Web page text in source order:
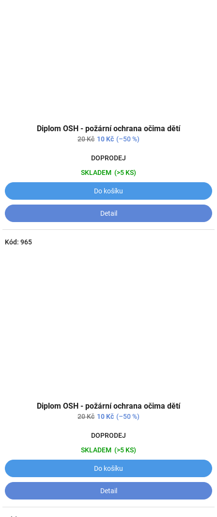
Diplom OSH - požární ochrana očima dětí
20 Kč 10 Kč (–50 %)
DOPRODEJ
SKLADEM (>5 KS)
Do košíku
Detail
Diplom OSH - požární ochrana očima dětí
20 Kč 10 Kč (–50 %)
DOPRODEJ
SKLADEM (>5 KS)
Do košíku
Detail
Kód: 965